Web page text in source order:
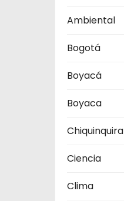
Ambiental
Bogotá
Boyacá
Boyaca
Chiquinquira
Ciencia
Clima